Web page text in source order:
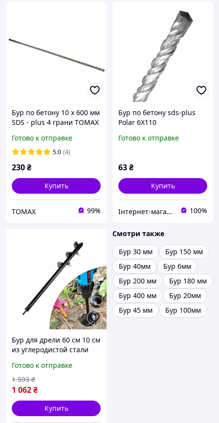
Бур по бетону 10 х 600 мм
SDS - plus 4 грани TOMAX
Готово к отправке
5.0 (4)
230₴
Купить
TOMAX 99%
Бур по бетону sds-plus
Polar 6Х110
Готово к отправке
63₴
Купить
Інтернет-магазин ПЛАНЕТА TOOLS 100%
Бур для дрели 60 см 10 см
из углеродистой стали
деревьев в плотной
почве FLAME
Готово к отправке
1 062₴
1 593 ₴
Купить
Смотри также
Бур 30 мм
Бур 150 мм
Бур 40мм
Бур 6мм
Бур 200 мм
Бур 180 мм
Бур 400 мм
Бур 20мм
Бур 45 мм
Бур 100мм